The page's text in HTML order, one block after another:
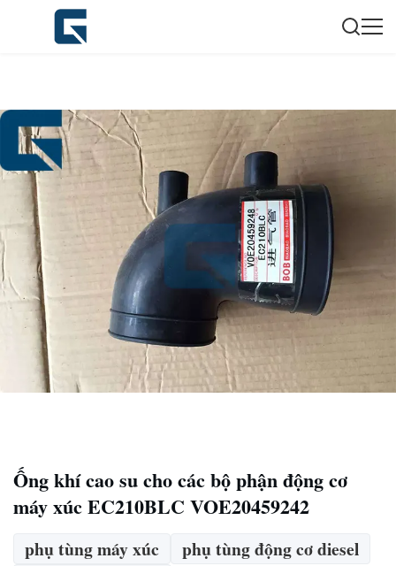
Ống khí cao su cho các bộ phận động cơ
máy xúc EC210BLC VOE20459242
phụ tùng máy xúc
phụ tùng động cơ diesel